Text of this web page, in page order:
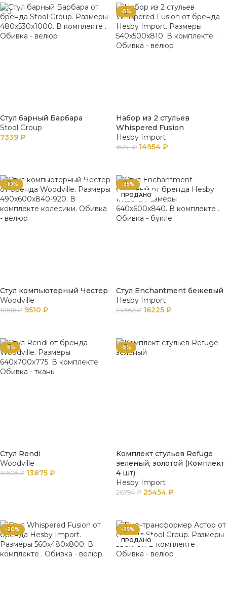
Стул барный Барбара
Stool Group
7339 ₽
-5%
Набор из 2 стульев
Whispered Fusion
Hesby Import
15741₽ 14954 ₽
-10%
Стул компьютерный Честер
Woodville
10516₽ 9510 ₽
-35%
ПРОДАНО
Стул Enchantment бежевый
Hesby Import
24962₽ 16225 ₽
-5%
Стул Rendi
Woodville
14605₽ 13875 ₽
-5%
Комплект стульев Refuge
зеленый, золотой (Комплект
4 шт)
Hesby Import
26794₽ 25454 ₽
-20%
-35%
ПРОДАНО